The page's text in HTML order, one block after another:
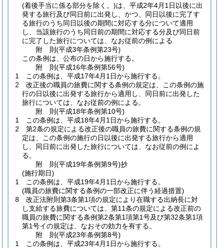
(着後手当に係る部分を除く。)は、平成2年4月1日以後に出
発する旅行及び同日前に出発し、かつ、同日以後に完了す
る旅行のうち同日以後の期間に対応する分について適用
し、当該旅行のうち同日前の期間に対応する分及び同日前
に完了した旅行については、なお従前の例による
附 則(平成3年条例第23号)
この条例は、公布の日から施行する。
附 則(平成16年条例第56号)
1
この条例は、平成17年4月1日から施行する。
2
改正後の職員の旅費に関する条例の規定は、この条例の施
行の日以後に出発する旅行から適用し、同日前に出発した
旅行については、なお従前の例による。
附 則(平成18年条例第10号)
1
この条例は、平成18年4月1日から施行する。
2
第2条の規定による改正後の職員の旅費に関する条例の規
定は、この条例の施行の日以後に出発する旅行から適用
し、同日前に出発した旅行については、なお従前の例によ
る。
附 則(平成19年条例第9号)抄
(施行期日)
1
この条例は、平成19年4月1日から施行する。
(職員の旅費に関する条例の一部改正に伴う経過措置)
8
改正法附則第3条第1項の規定により在職する出納長に対
し支給する旅費については、第11条の規定による改正前の
職員の旅費に関する条例第2条第1項第1号及び第32条第1項
第1号イの規定は、なおその効力を有する。
附 則(平成23年条例第8号)
1
この条例は、平成23年4月1日から施行する。